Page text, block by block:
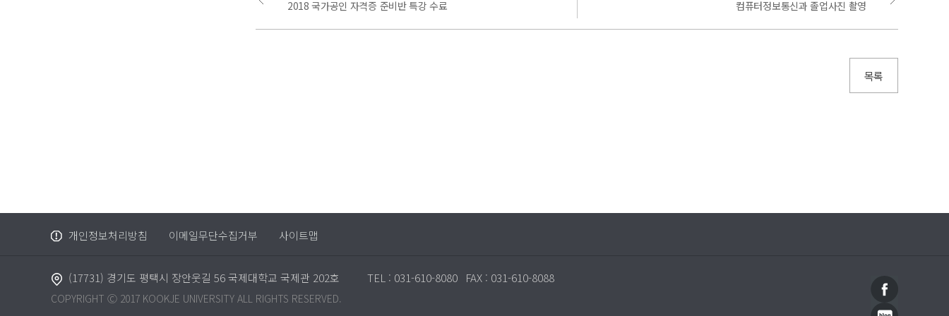
2018 국가공인 자격증 준비반 특강 수료 컴퓨터정보통신과 졸업사진 촬영
목록
개인정보처리방침 이메일무단수집거부 사이트맵
(17731) 경기도 평택시 장안웃길 56 국제대학교 국제관 202호 TEL : 031-610-8080 FAX : 031-610-8088
COPYRIGHT Ⓒ 2017 KOOKJE UNIVERSITY ALL RIGHTS RESERVED.